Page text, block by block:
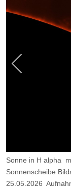
Sonne in H alpha
Sonnenscheibe
25.05.2026